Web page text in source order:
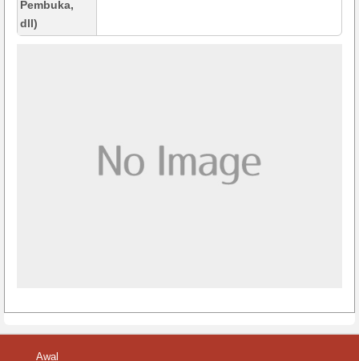
Pembuka,
dll)
Awal